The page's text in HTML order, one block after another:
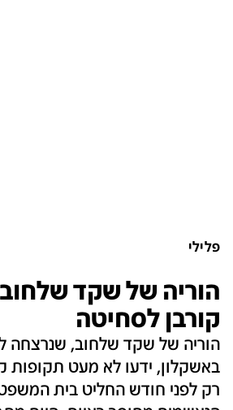
פלילי
הוריה של שקד שלחוב
קורבן לסחיטה
באשקלון, ידעו לא מעט תקופות
רק לפני חודש החליט בית